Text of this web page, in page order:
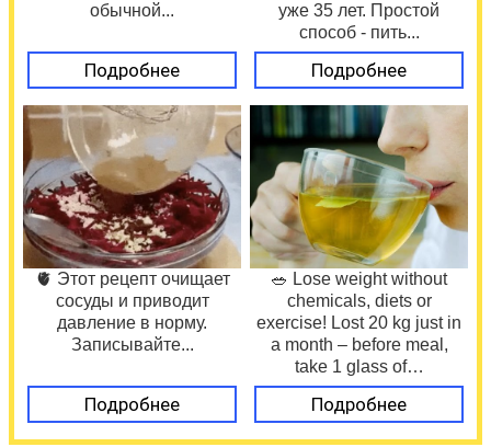
обычной...
Подробнее
уже 35 лет. Простой
способ - пить...
Подробнее
🫀 Этот рецепт очищает
сосуды и приводит
давление в норму.
Записывайте...
Подробнее
🥗 Lose weight without
chemicals, diets or
exercise! Lost 20 kg just in
a month – before meal,
take 1 glass of…
Подробнее